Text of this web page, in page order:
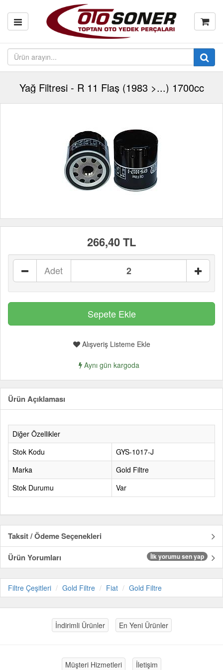
Yağ Filtresi - R 11 Flaş (1983 >...) 1700cc
266,40 TL
Adet
Alışveriş Listeme Ekle
Aynı gün kargoda
Ürün Açıklaması
Diğer Özellikler
Stok Kodu
GYS-1017-J
Marka
Gold Filtre
Stok Durumu
Var
Taksit / Ödeme Seçenekleri
Ürün Yorumları
İlk yorumu sen yap
Filtre Çeşitleri Gold Filtre Fiat Gold Filtre
İndirimli Ürünler En Yeni Ürünler
Müşteri Hizmetleri İletişim